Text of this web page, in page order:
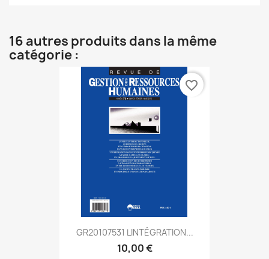
16 autres produits dans la même
catégorie :
GR20107531 LINTÉGRATION...
10,00 €
favorite_border